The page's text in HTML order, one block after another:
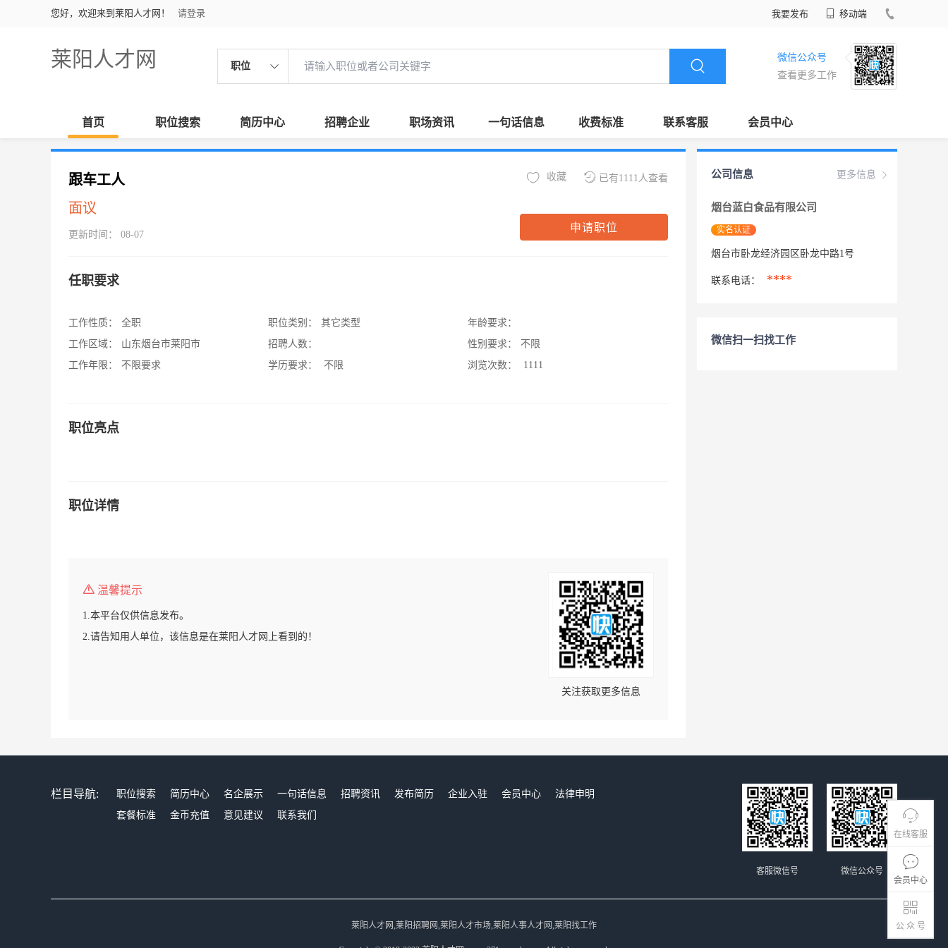
您好，欢迎来到莱阳人才网！ 请登录 我要发布 移动端
莱阳人才网 职位
微信公众号
查看更多工作
首页 职位搜索 简历中心 招聘企业 职场资讯 一句话信息 收费标准 联系客服 会员中心
在线客服
会员中心
公 众 号
跟车工人
面议
更新时间： 08-07
已有1111人查看
收藏
申请职位
任职要求
工作性质：
全职
工作区域：
山东烟台市莱阳市
工作年限：
不限要求
职位类别：
其它类型
招聘人数：
学历要求：
不限
年龄要求：
性别要求：
不限
浏览次数：
1111
职位亮点
职位详情
温馨提示
1.本平台仅供信息发布。
2.请告知用人单位，该信息是在莱阳人才网上看到的！
关注获取更多信息
更多信息
公司信息
烟台蓝白食品有限公司
实名认证
烟台市卧龙经济园区卧龙中路1号
联系电话： ****
微信扫一扫找工作
栏目导航: 职位搜索 简历中心 名企展示 一句话信息 招聘资讯 发布简历 企业入驻 会员中心
法律申明
套餐标准
金币充值 意见建议 联系我们
微信公众号
客服微信号
莱阳人才网,莱阳招聘网,莱阳人才市场,莱阳人事人才网,莱阳找工作